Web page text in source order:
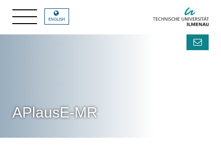
ENGLISH
APlausE-MR